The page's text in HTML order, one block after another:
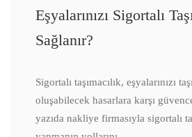
Eşyalarınızı Sigortalı
Sağlanır?
Sigortalı taşımacılık, eşyalarınızı
oluşabilecek hasarlara karşı
yazıda nakliye firmasıyla sigortalı